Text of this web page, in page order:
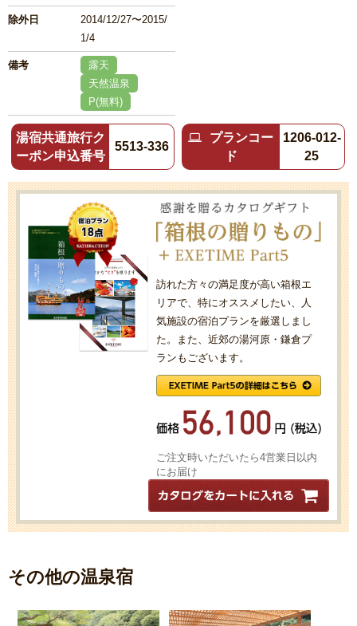
除外日
2014/12/27〜2015/
1/4
備考
露天
天然温泉
P(無料)
湯宿共通旅行ク
ーポン申込番号
5513-336
プランコー
ド
1206-012-
25
訪れた方々の満足度が高い箱根エ
リアで、特にオススメしたい、人
気施設の宿泊プランを厳選しまし
た。また、近郊の湯河原・鎌倉プ
ランもございます。
ご注文時いただいたら4営業日以内
にお届け
その他の温泉宿